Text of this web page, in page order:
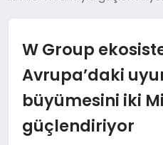
TEKNOLOJI
YAŞAM
W Group
Avrupa’daki
büyümesini iki
güçlendiriyor